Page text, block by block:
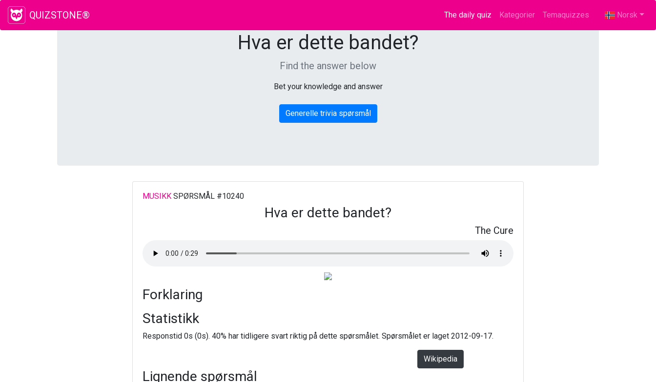
QUIZSTONE® The daily quiz (current)
Kategorier Temaquizzes Norsk
Hva er dette bandet?
Find the answer below
Bet your knowledge and answer
Generelle trivia spørsmål
MUSIKKSPØRSMÅL #10240
Hva er dette bandet?
The Cure
Forklaring
Statistikk
Responstid 0s (0s). 40% har tidligere svart riktig på dette spørsmålet. Spørsmålet er laget 2012-09-17.
Wikipedia
Lignende spørsmål